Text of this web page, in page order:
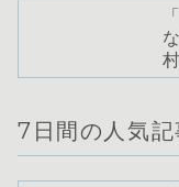
7日間の人気記